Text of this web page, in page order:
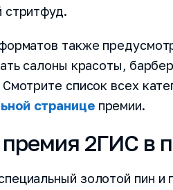
стритфуд.
также
салоны красоты,
список всех
страницепремии.
2ГИС в
золотой пин